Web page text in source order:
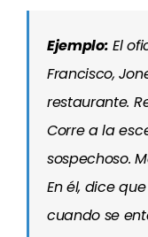
Ejemplo: El
Francisco,
restaurante.
Corre a la
sospechoso.
En él, dice
cuando se